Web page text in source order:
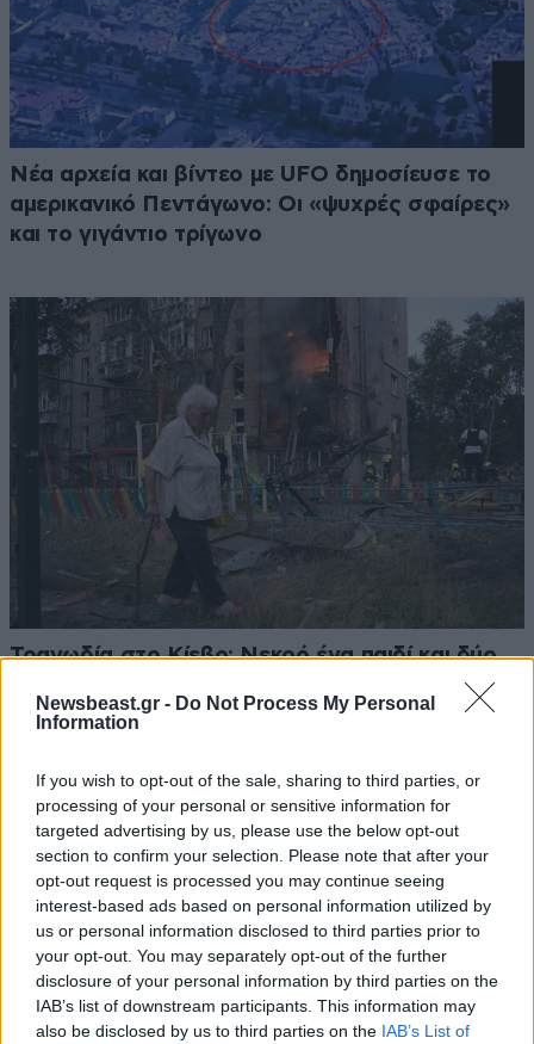
Newsbeast.gr - Do Not Process My Personal
Information
If you wish to opt-out of the sale, sharing to third parties, or
processing of your personal or sensitive information for
targeted advertising by us, please use the below opt-out
section to confirm your selection. Please note that after your
opt-out request is processed you may continue seeing
interest-based ads based on personal information utilized by
us or personal information disclosed to third parties prior to
your opt-out. You may separately opt-out of the further
disclosure of your personal information by third parties on the
IAB’s list of downstream participants. This information may
also be disclosed by us to third parties on the IAB’s List of
Νέα αρχεία και βίντεο με UFO δημοσίευσε το
αμερικανικό Πεντάγωνο: Οι «ψυχρές σφαίρες»
και το γιγάντιο τρίγωνο
Τραγωδία στο Κίεβο: Νεκρό ένα παιδί και δύο